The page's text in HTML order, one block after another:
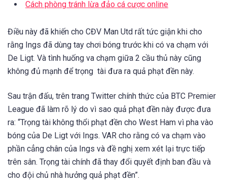
Cách phòng tránh lừa đảo cá cược online
Điều này đã khiến cho CĐV Man Utd rất tức giận khi cho
rằng Ings đã dùng tay chơi bóng trước khi có va chạm với
De Ligt. Và tình huống va chạm giữa 2 cầu thủ này cũng
không đủ mạnh để trọng tài đưa ra quả phạt đền này.
Sau trận đấu, trên trang Twitter chính thức của BTC Premier
League đã làm rõ lý do vì sao quả phạt đền này được đưa
ra: “Trọng tài không thổi phạt đền cho West Ham vì pha vào
bóng của De Ligt với Ings. VAR cho rằng có va chạm vào
phần cẳng chân của Ings và đề nghị xem xét lại trực tiếp
trên sân. Trọng tài chính đã thay đổi quyết định ban đầu và
cho đội chủ nhà hưởng quả phạt đền”.